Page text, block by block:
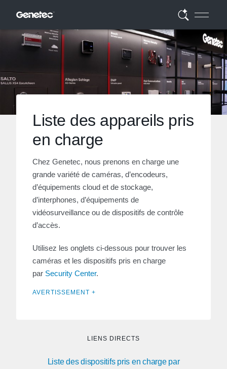
Liste des appareils pris
en charge
Chez Genetec, nous prenons en charge une
grande variété de caméras, d’encodeurs,
d’équipements cloud et de stockage,
d’interphones, d’équipements de
vidéosurveillance ou de dispositifs de contrôle
d’accès.
Utilisez les onglets ci-dessous pour trouver les
caméras et les dispositifs pris en charge
par Security Center.
AVERTISSEMENT +
LIENS DIRECTS
Liste des dispositifs pris en charge par